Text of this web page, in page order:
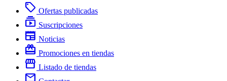
local_offer Ofertas publicadas
subscriptions Suscripciones
newspaper Noticias
redeem Promociones en tiendas
storefront Listado de tiendas
mail